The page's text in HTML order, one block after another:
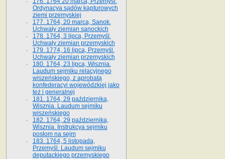
Ordynacya sądów kapturowych
ziemi przemyskiej
177. 1764, 20 marca, Sanok.
Uchwały ziemian sanockich
178. 1764, 3 lipca, Przemyśl.
Uchwały ziemian przemyskich
179. 1774, 16 lipca, Przemyśl.
Uchwały ziemian przemyskich
180. 1764, 23 lipca, Wisznia.
Laudum sejmiku relacyjnego
wiszeńskiego, z aprobatą
konfederacyi wojewódzkiej jako
też i generalnej
181. 1764, 29 października,
Wisznia. Laudum sejmiku
wiszeńskiego
182. 1764, 29 października,
Wisznia. Instrukcya sejmiku
posłom na sejm
183. 1764, 5 listopada,
Przemyśl. Laudum sejmiku
deputackiego przemyskiego